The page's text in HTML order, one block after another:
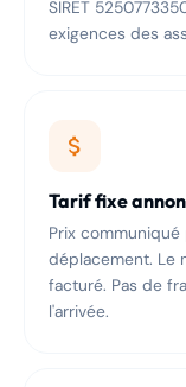
SIRET
exigences des
Tarif fixe
Prix
déplacement. Le
facturé. Pas de
l'arrivée.